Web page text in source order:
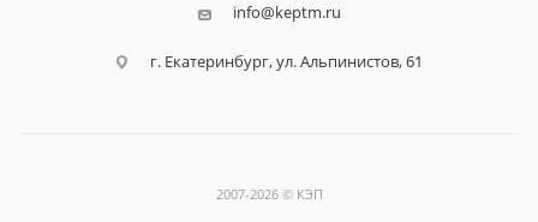
info@keptm.ru
г. Екатеринбург, ул. Альпинистов, 61
2007-2026 © КЭП